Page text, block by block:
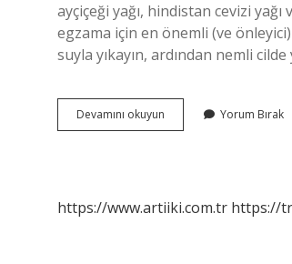
ayçiçeği yağı, hindistan cevizi
egzama için en önemli (ve
suyla yıkayın, ardından nemli
Devamını okuyun Bebeklerin
Yüzüne
Yorum Bırak
https://www.artiiki.com.tr https://